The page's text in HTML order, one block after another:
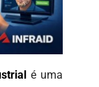
é uma